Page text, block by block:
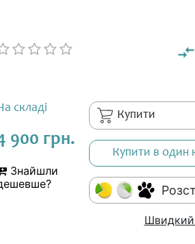
складі
900 грн.
Знайшли
Купити
Купити в один